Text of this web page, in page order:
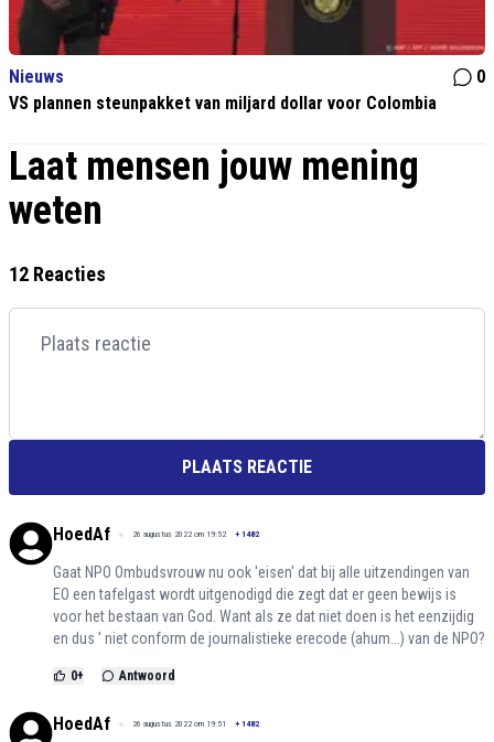
Nieuws
0
VS plannen steunpakket van miljard dollar voor Colombia
Laat mensen jouw mening
weten
12 Reacties
PLAATS REACTIE
HoedAf 26 augustus 2022 om 19:52 + 1482
Gaat NPO Ombudsvrouw nu ook 'eisen' dat bij alle uitzendingen van
EO een tafelgast wordt uitgenodigd die zegt dat er geen bewijs is
voor het bestaan van God. Want als ze dat niet doen is het eenzijdig
en dus ' niet conform de journalistieke erecode (ahum...) van de NPO?
0+ Antwoord
HoedAf 26 augustus 2022 om 19:51 + 1482